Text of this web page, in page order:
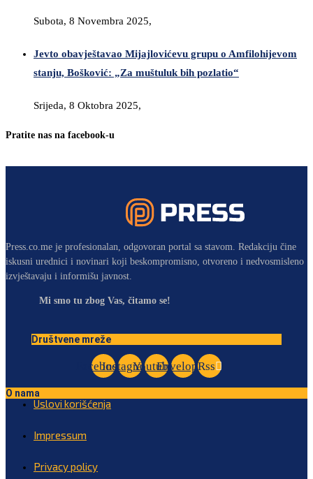
Subota, 8 Novembra 2025,
Jevto obavještavao Mijajlovićevu grupu o Amfilohijevom
stanju, Bošković: „Za muštuluk bih pozlatio“
Srijeda, 8 Oktobra 2025,
Pratite nas na facebook-u
Press.co.me je profesionalan, odgovoran portal sa stavom. Redakciju čine
iskusni urednici i novinari koji beskompromisno, otvoreno i nedvosmisleno
izvještavaju i informišu javnost.
Mi smo tu zbog Vas, čitamo se!
Društvene mreže
Facebook
InstagramYoutubeEnvelopeRss
O nama
Uslovi korišćenja
Impressum
Privacy policy